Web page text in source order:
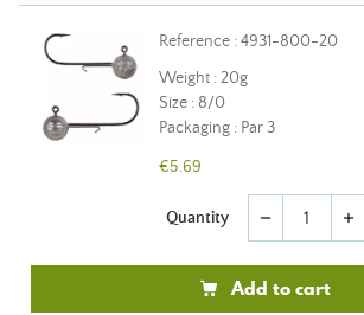
Reference : 4931-800-20
Weight : 20g
Size : 8/0
Packaging : Par 3
€5.69
Quantity remove add
Add to cart